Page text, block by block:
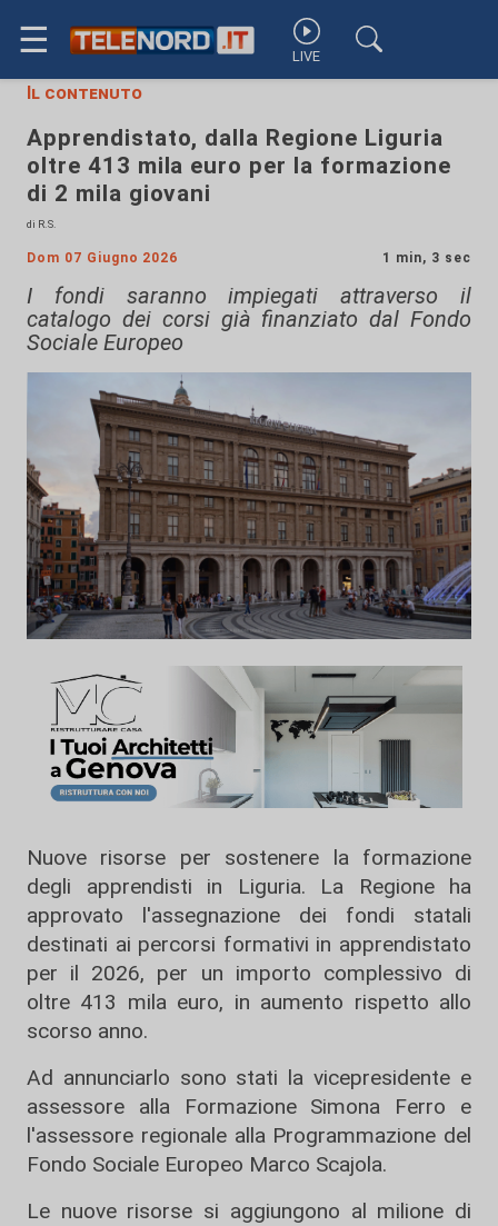
☰ LIVE
Il contenuto
Apprendistato, dalla Regione Liguria
oltre 413 mila euro per la formazione
di 2 mila giovani
di R.S.
Dom 07 Giugno 2026 1 min, 3 sec
I fondi saranno impiegati attraverso il
catalogo dei corsi già finanziato dal Fondo
Sociale Europeo
Nuove risorse per sostenere la formazione
degli apprendisti in Liguria. La Regione ha
approvato l'assegnazione dei fondi statali
destinati ai percorsi formativi in apprendistato
per il 2026, per un importo complessivo di
oltre 413 mila euro, in aumento rispetto allo
scorso anno.
Ad annunciarlo sono stati la vicepresidente e
assessore alla Formazione Simona Ferro e
l'assessore regionale alla Programmazione del
Fondo Sociale Europeo Marco Scajola.
Le nuove risorse si aggiungono al milione di